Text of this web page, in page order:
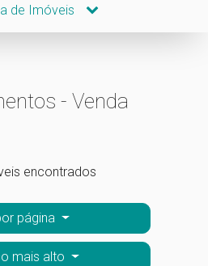
de Imóveis
- Venda
encontrados
página
mais alto